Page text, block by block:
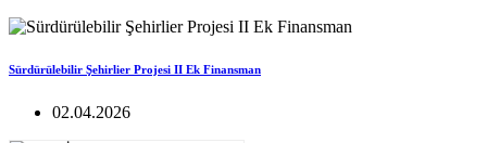
Sürdürülebilir Şehirlier Projesi II Ek Finansman
02.04.2026